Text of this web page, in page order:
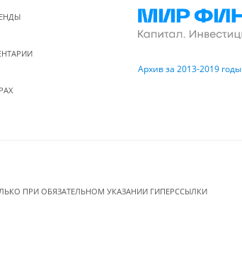
Архив за 2013-2019 годы
ПРИ ОБЯЗАТЕЛЬНОМ УКАЗАНИИ ГИПЕРССЫЛКИ